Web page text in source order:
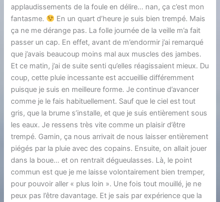
applaudissements de la foule en délire… nan, ça c’est mon
fantasme.
En un quart d’heure je suis bien trempé. Mais
ça ne me dérange pas. La folle journée de la veille m’a fait
passer un cap. En effet, avant de m’endormir j’ai remarqué
que j’avais beaucoup moins mal aux muscles des jambes.
Et ce matin, j’ai de suite senti qu’elles réagissaient mieux. Du
coup, cette pluie incessante est accueillie différemment
puisque je suis en meilleure forme. Je continue d’avancer
comme je le fais habituellement. Sauf que le ciel est tout
gris, que la brume s’installe, et que je suis entièrement sous
les eaux. Je ressens très vite comme un plaisir d’être
trempé. Gamin, ça nous arrivait de nous laisser entièrement
piégés par la pluie avec des copains. Ensuite, on allait jouer
dans la boue… et on rentrait dégueulasses. Là, le point
commun est que je me laisse volontairement bien tremper,
pour pouvoir aller « plus loin ». Une fois tout mouillé, je ne
peux pas l’être davantage. Et je sais par expérience que la